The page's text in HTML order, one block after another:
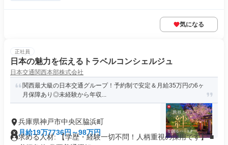
気になる
正社員
日本の魅力を伝えるトラベルコンシェルジュ
日本交通関西本部株式会社
関西最大級の日本交通グループ！予約制で安定＆月給35万円の6ヶ
月保障あり◎未経験から年収...
兵庫県神戸市中央区脇浜町
月給19万7736円～98万円
求める人材: 【学歴・経験一切不問！人柄重視の採用です】 ■